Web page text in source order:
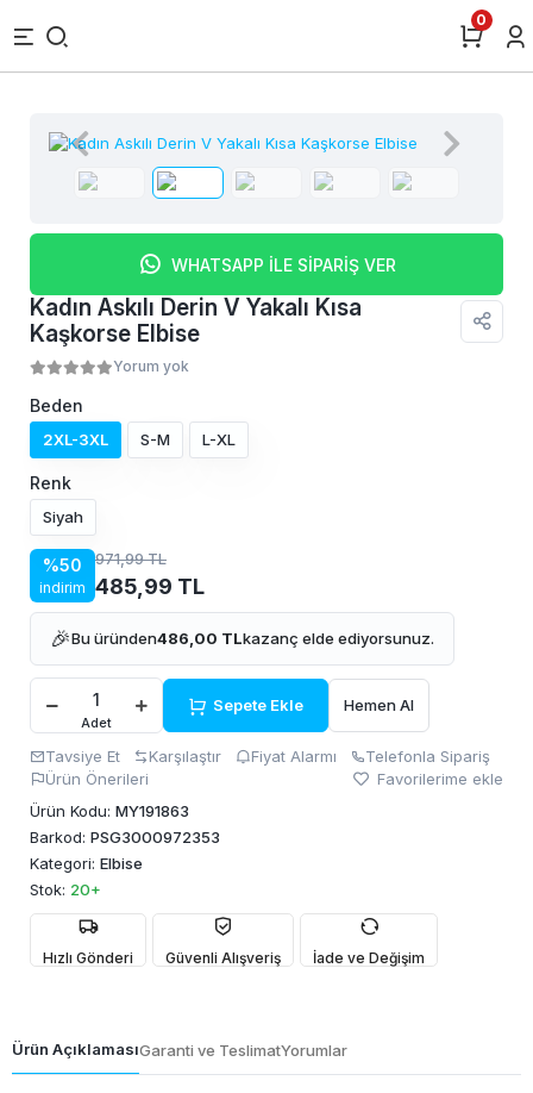
0
WHATSAPP İLE SİPARİŞ VER
Kadın Askılı Derin V Yakalı Kısa
Kaşkorse Elbise
Yorum yok
Beden
2XL-3XL S-M L-XL
Renk
Siyah
%50
indirim
971,99 TL
485,99 TL
🎉Bu üründen486,00 TLkazanç elde ediyorsunuz.
Adet
Sepete Ekle Hemen Al
Tavsiye Et Karşılaştır Fiyat Alarmı
Telefonla Sipariş
Ürün Önerileri
Favorilerime ekle
Ürün Kodu: MY191863
Barkod: PSG3000972353
Kategori: Elbise
Stok: 20+
Hızlı Gönderi Güvenli Alışveriş İade ve Değişim
Ürün AçıklamasıGaranti ve TeslimatYorumlar